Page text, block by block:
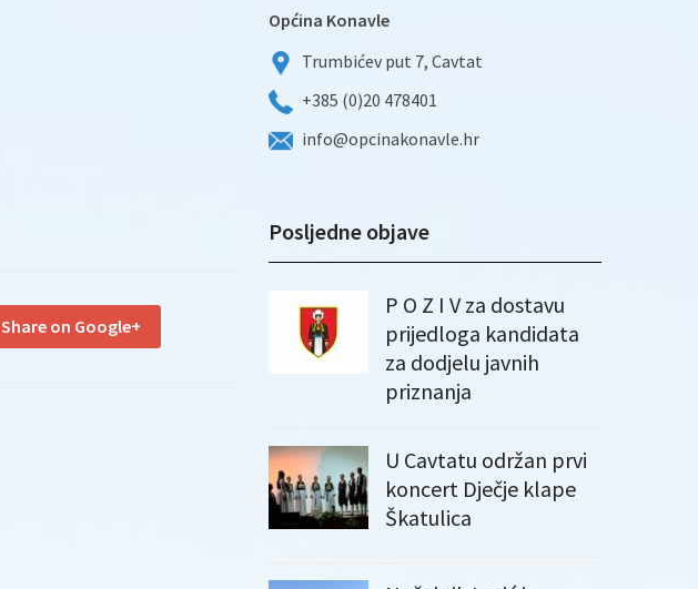
Share on Google+
Općina Konavle
Trumbićev put 7, Cavtat
+385 (0)20 478401
info@opcinakonavle.hr
Posljedne objave
P O Z I V za dostavu
prijedloga kandidata
za dodjelu javnih
priznanja
U Cavtatu održan prvi
koncert Dječje klape
Škatulica